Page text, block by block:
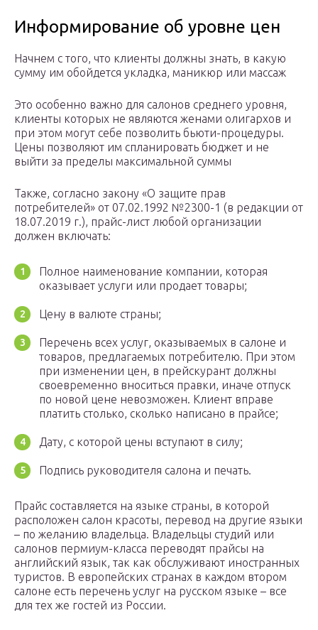
Информирование об уровне цен
Начнем с того, что клиенты должны знать, в какую
сумму им обойдется укладка, маникюр или массаж
Это особенно важно для салонов среднего уровня,
клиенты которых не являются женами олигархов и
при этом могут себе позволить бьюти-процедуры.
Цены позволяют им спланировать бюджет и не
выйти за пределы максимальной суммы
Также, согласно закону «О защите прав
потребителей» от 07.02.1992 №2300-1 (в редакции от
18.07.2019 г.), прайс-лист любой организации
должен включать:
Полное наименование компании, которая
оказывает услуги или продает товары;
Цену в валюте страны;
Перечень всех услуг, оказываемых в салоне и
товаров, предлагаемых потребителю. При этом
при изменении цен, в прейскурант должны
своевременно вноситься правки, иначе отпуск
по новой цене невозможен. Клиент вправе
платить столько, сколько написано в прайсе;
Дату, с которой цены вступают в силу;
Подпись руководителя салона и печать.
Прайс составляется на языке страны, в которой
расположен салон красоты, перевод на другие языки
– по желанию владельца. Владельцы студий или
салонов пермиум-класса переводят прайсы на
английский язык, так как обслуживают иностранных
туристов. В европейских странах в каждом втором
салоне есть перечень услуг на русском языке – все
для тех же гостей из России.